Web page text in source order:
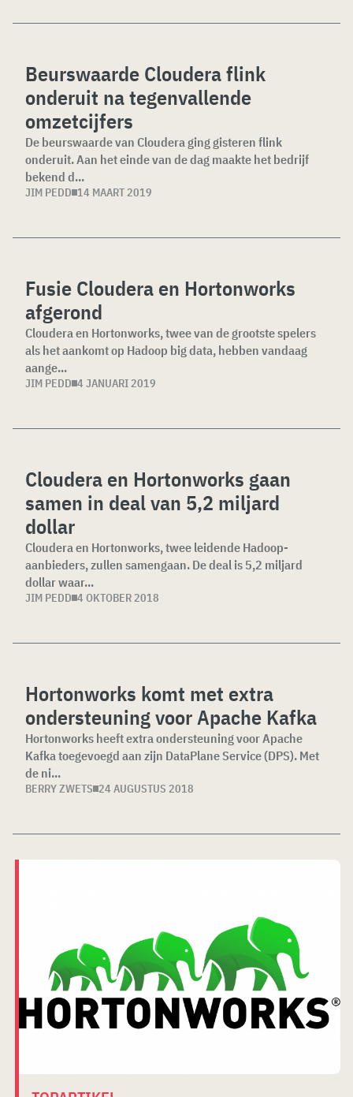
Beurswaarde Cloudera flink
onderuit na tegenvallende
omzetcijfers
De beurswaarde van Cloudera ging gisteren flink
onderuit. Aan het einde van de dag maakte het bedrijf
bekend d...
JIM PEDD 14 MAART 2019
Fusie Cloudera en Hortonworks
afgerond
Cloudera en Hortonworks, twee van de grootste spelers
als het aankomt op Hadoop big data, hebben vandaag
aange...
JIM PEDD 4 JANUARI 2019
Cloudera en Hortonworks gaan
samen in deal van 5,2 miljard
dollar
Cloudera en Hortonworks, twee leidende Hadoop-
aanbieders, zullen samengaan. De deal is 5,2 miljard
dollar waar...
JIM PEDD 4 OKTOBER 2018
Hortonworks komt met extra
ondersteuning voor Apache Kafka
Hortonworks heeft extra ondersteuning voor Apache
Kafka toegevoegd aan zijn DataPlane Service (DPS). Met
de ni...
BERRY ZWETS 24 AUGUSTUS 2018